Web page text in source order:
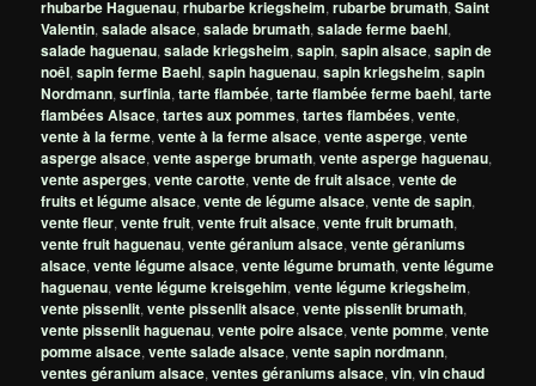
rhubarbe Haguenau,rhubarbe kriegsheim,rubarbe brumath,Saint
Valentin,salade alsace,salade brumath,salade ferme baehl,
salade haguenau,salade kriegsheim,sapin,sapin alsace,sapin de
noêl,sapin ferme Baehl,sapin haguenau,sapin kriegsheim,sapin
Nordmann,surfinia,tarte flambée,tarte flambée ferme baehl,tarte
flambées Alsace,tartes aux pommes,tartes flambées,vente,
vente à la ferme,vente à la ferme alsace,vente asperge,vente
asperge alsace,vente asperge brumath,vente asperge haguenau,
vente asperges,vente carotte,vente de fruit alsace,vente de
fruits et légume alsace,vente de légume alsace,vente de sapin,
vente fleur,vente fruit,vente fruit alsace,vente fruit brumath,
vente fruit haguenau,vente géranium alsace,vente géraniums
alsace,vente légume alsace,vente légume brumath,vente légume
haguenau,vente légume kreisgehim,vente légume kriegsheim,
vente pissenlit,vente pissenlit alsace,vente pissenlit brumath,
vente pissenlit haguenau,vente poire alsace,vente pomme,vente
pomme alsace,vente salade alsace,vente sapin nordmann,
ventes géranium alsace,ventes géraniums alsace,vin,vin chaud